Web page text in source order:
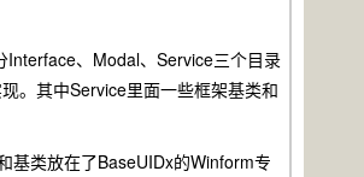
Interface、Modal、Service三个目录
。其中Service里面一些框架基类和
基类放在了BaseUIDx的Winform专